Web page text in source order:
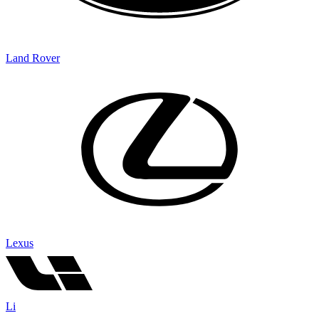
Land Rover
Lexus
Li